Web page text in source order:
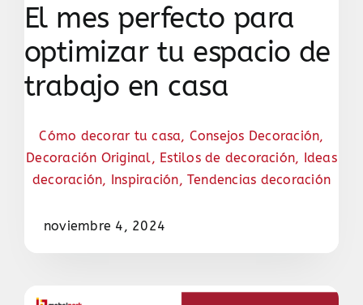
El mes perfecto para
optimizar tu espacio de
trabajo en casa
Cómo decorar tu casa, Consejos Decoración,
Decoración Original, Estilos de decoración, Ideas
decoración, Inspiración, Tendencias decoración
noviembre 4, 2024